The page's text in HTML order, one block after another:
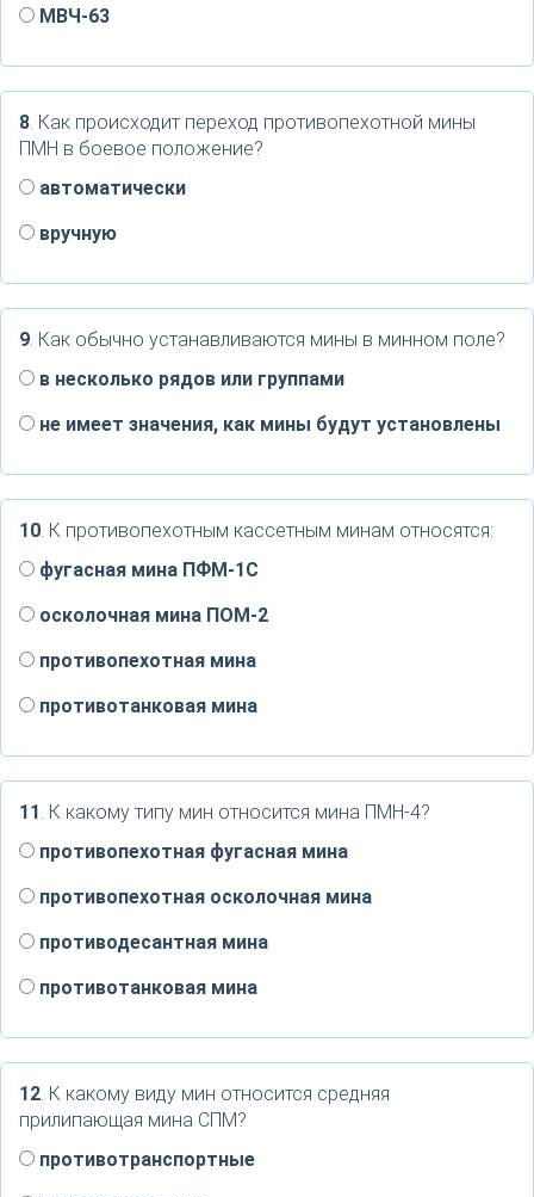
МВЧ-63
8. Как происходит переход противопехотной мины
ПМН в боевое положение?
автоматически
вручную
9. Как обычно устанавливаются мины в минном поле?
в несколько рядов или группами
не имеет значения, как мины будут установлены
10. К противопехотным кассетным минам относятся:
фугасная мина ПФМ-1С
осколочная мина ПОМ-2
противопехотная мина
противотанковая мина
11. К какому типу мин относится мина ПМН-4?
противопехотная фугасная мина
противопехотная осколочная мина
противодесантная мина
противотанковая мина
12. К какому виду мин относится средняя
прилипающая мина СПМ?
противотранспортные